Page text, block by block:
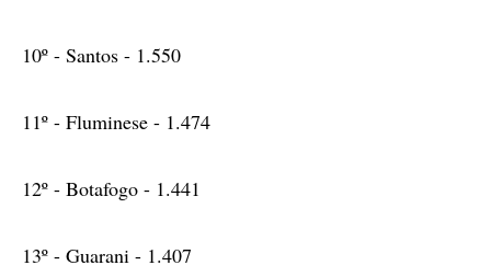
10º - Santos - 1.550
11º - Fluminese - 1.474
12º - Botafogo - 1.441
13º - Guarani - 1.407